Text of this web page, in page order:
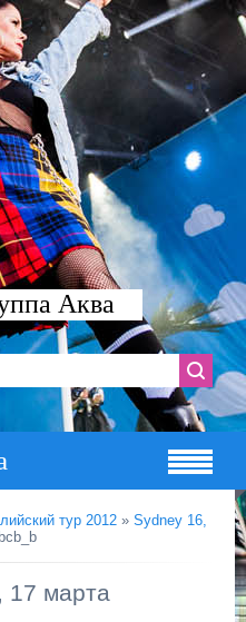
Аква
тур 2012 » Sydney 16,
17 марта